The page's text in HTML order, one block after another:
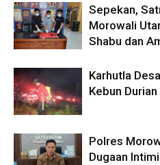
Sepekan,
Morowali
Shabu dan
Karhutla
Kebun
Polres
Dugaan